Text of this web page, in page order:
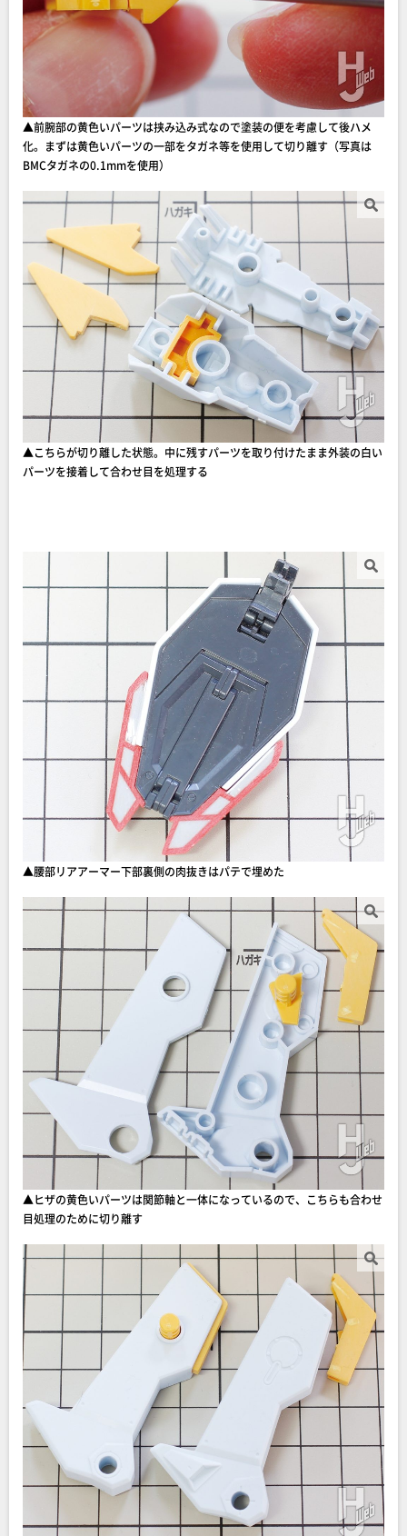
▲前腕部の黄色いパーツは挟み込み式なので塗装の便を考慮して後ハメ
化。まずは黄色いパーツの一部をタガネ等を使用して切り離す（写真は
BMCタガネの0.1mmを使用）
▲こちらが切り離した状態。中に残すパーツを取り付けたまま外装の白い
パーツを接着して合わせ目を処理する
▲腰部リアアーマー下部裏側の肉抜きはパテで埋めた
▲ヒザの黄色いパーツは関節軸と一体になっているので、こちらも合わせ
目処理のために切り離す